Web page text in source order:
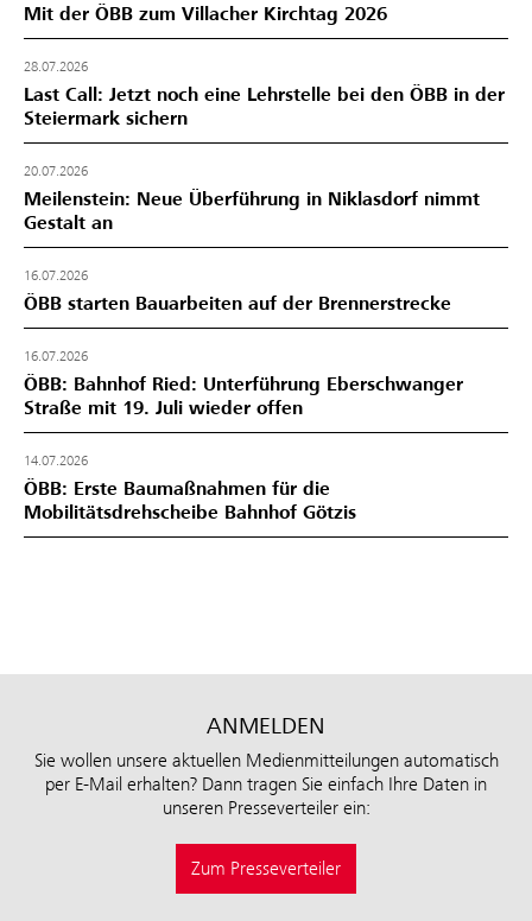
Mit der ÖBB zum Villacher Kirchtag 2026
28.07.2026
Last Call: Jetzt noch eine Lehrstelle bei den ÖBB in der
Steiermark sichern
20.07.2026
Meilenstein: Neue Überführung in Niklasdorf nimmt
Gestalt an
16.07.2026
ÖBB starten Bauarbeiten auf der Brennerstrecke
16.07.2026
ÖBB: Bahnhof Ried: Unterführung Eberschwanger
Straße mit 19. Juli wieder offen
14.07.2026
ÖBB: Erste Baumaßnahmen für die
Mobilitätsdrehscheibe Bahnhof Götzis
ANMELDEN
Sie wollen unsere aktuellen Medienmitteilungen automatisch
per E-Mail erhalten? Dann tragen Sie einfach Ihre Daten in
unseren Presseverteiler ein:
Zum Presseverteiler